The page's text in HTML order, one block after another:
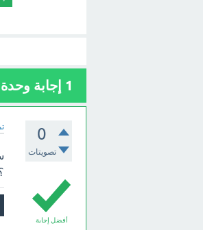
1 إجابة وحدة
0
تصويتات
أفضل إجابة